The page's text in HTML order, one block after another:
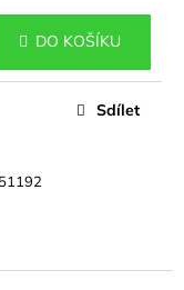
DO KOŠÍKU
Sdílet